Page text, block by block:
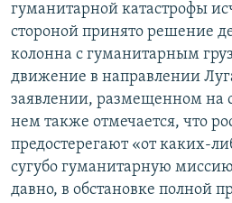
гуманитарной катастрофы
стороной принято решение
колонна с гуманитарным
движение в направлении
заявлении, размещенном на
нем также отмечается, что
предостерегают «от каких-
сугубо гуманитарную
давно, в обстановке полной